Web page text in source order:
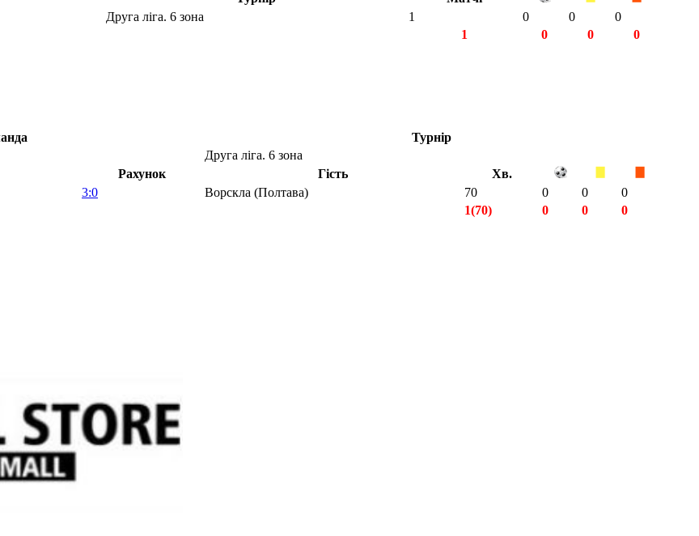
Друга ліга. 6 зона 1 0 0
0
1 0 0 0
Турнір
Друга ліга. 6 зона
Рахунок Гість
Хв.
3:0 Ворскла (Полтава) 70 0 0
0
1(70) 0 0
0